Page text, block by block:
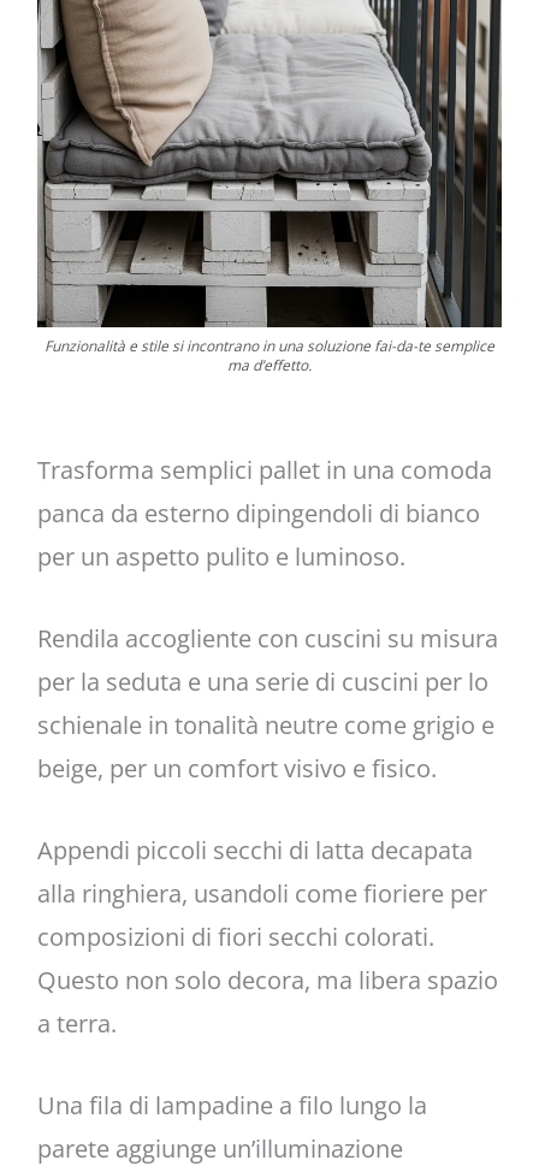
Funzionalità e stile si incontrano in una soluzione fai-da-te semplice
ma d’effetto.
Trasforma semplici pallet in una comoda
panca da esterno dipingendoli di bianco
per un aspetto pulito e luminoso.
Rendila accogliente con cuscini su misura
per la seduta e una serie di cuscini per lo
schienale in tonalità neutre come grigio e
beige, per un comfort visivo e fisico.
Appendi piccoli secchi di latta decapata
alla ringhiera, usandoli come fioriere per
composizioni di fiori secchi colorati.
Questo non solo decora, ma libera spazio
a terra.
Una fila di lampadine a filo lungo la
parete aggiunge un’illuminazione